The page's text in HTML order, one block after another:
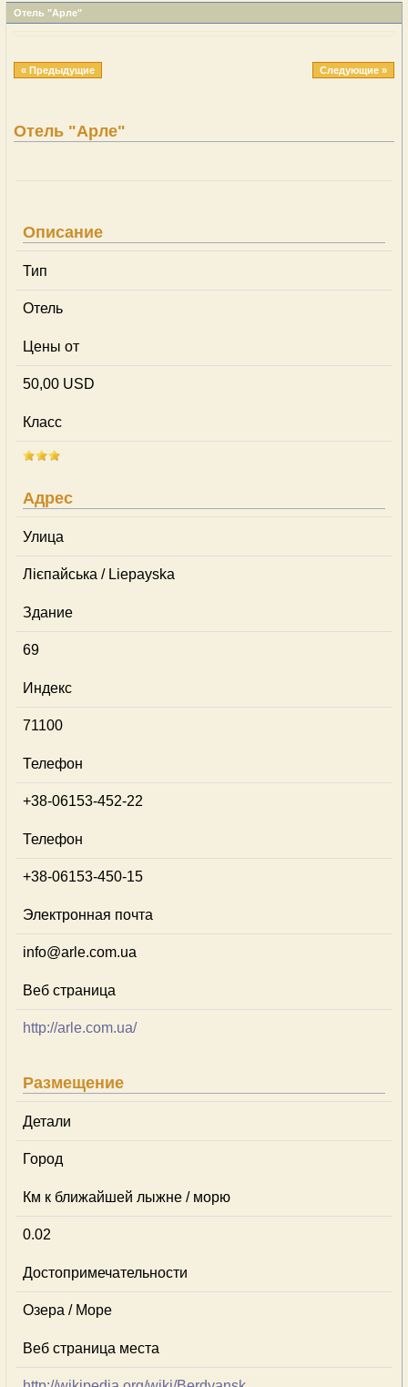
Отель "Арле"
« Предыдущие Следующие »
Отель "Арле"
Описание
Тип
Отель
Цены от
50,00 USD
Класс
Адрес
Улица
Лієпайська / Liepayska
Здание
69
Индекс
71100
Телефон
+38-06153-452-22
Телефон
+38-06153-450-15
Электронная почта
info@arle.com.ua
Веб страница
http://arle.com.ua/
Размещение
Детали
Город
Км к ближайшей лыжне / морю
0.02
Достопримечательности
Озера / Море
Веб страница места